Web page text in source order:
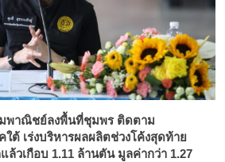
พาณิชย์ลงพื้นที่ชุมพร ติดตาม
ต้ เร่งบริหารผลผลิตช่วงโค้งสุดท้าย
ล้วเกือบ 1.11 ล้านตัน มูลค่ากว่า 1.27